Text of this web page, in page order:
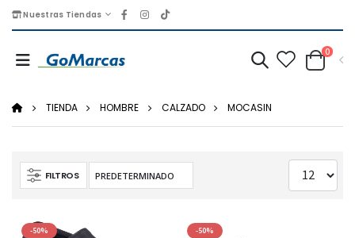
Nuestras Tiendas
0
TIENDA HOMBRE CALZADO MOCASIN
FILTROS
-50% -50%